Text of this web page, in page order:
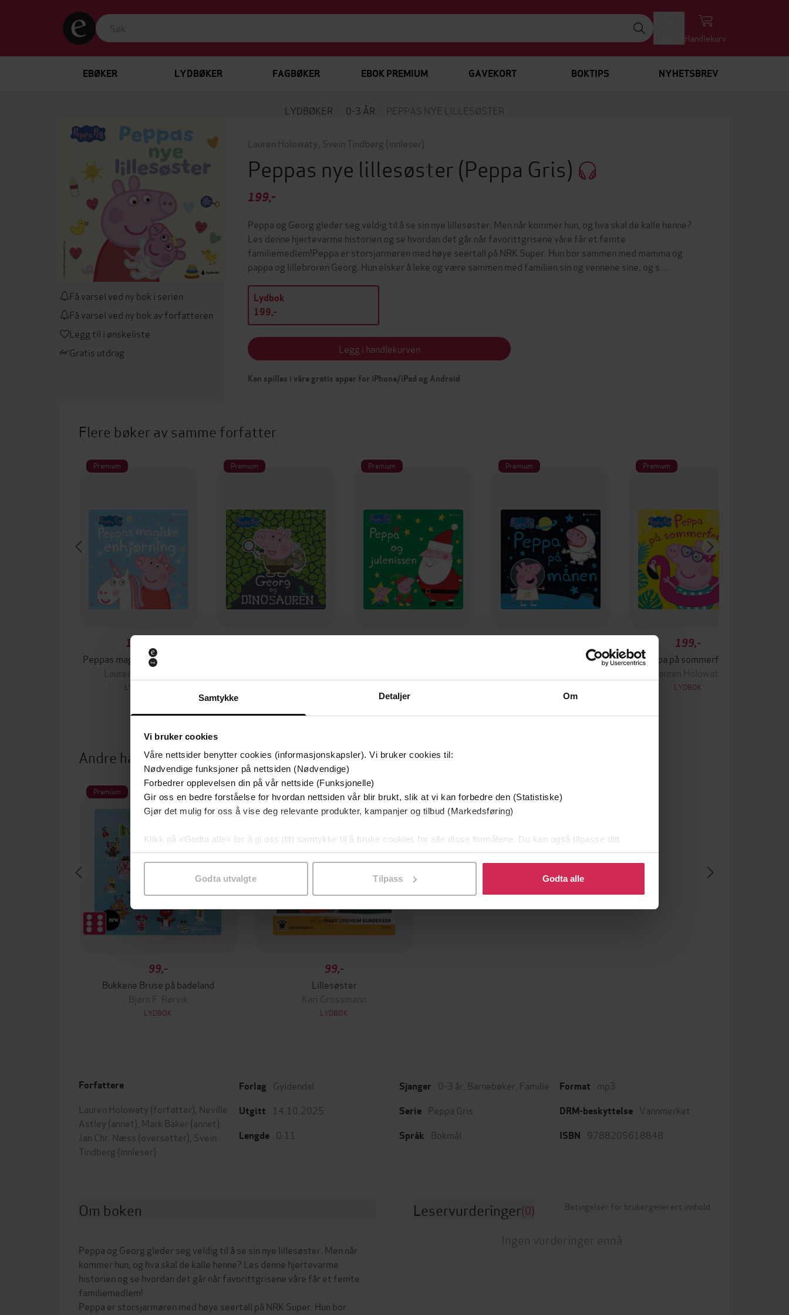
Samtykke Detaljer Om
Vi bruker cookies
Våre nettsider benytter cookies (informasjonskapsler). Vi bruker cookies til:
Nødvendige funksjoner på nettsiden (Nødvendige)
Forbedrer opplevelsen din på vår nettside (Funksjonelle)
Gir oss en bedre forståelse for hvordan nettsiden vår blir brukt, slik at vi kan forbedre den (Statistiske)
Gjør det mulig for oss å vise deg relevante produkter, kampanjer og tilbud (Markedsføring)
Klikk på «Godta alle» for å gi oss ditt samtykke til å bruke cookies for alle disse formålene. Du kan også tilpasse ditt
samtykke til spesifikke formål ved å klikke på «Tilpass». Du kan når som helst trekke tilbake eller endre ditt samtykke.
Godta utvalgte Tilpass Godta alle
Handlekurv
EBØKER LYDBØKER FAGBØKER EBOK PREMIUM GAVEKORT BOKTIPS NYHETSBREV
LYDBØKER 0-3 ÅR PEPPAS NYE LILLESØSTER
Få varsel ved ny bok i serien
Få varsel ved ny bok av forfatteren
Legg til i ønskeliste
Gratis utdrag
Lauren Holowaty Svein Tindberg (innleser)
Peppas nye lillesøster(Peppa Gris)
199,-
Peppa og Georg gleder seg veldig til å se sin nye lillesøster. Men når kommer hun, og hva skal de kalle henne?
Les denne hjertevarme historien og se hvordan det går når favorittgrisene våre får et femte
familiemedlem!Peppa er storsjarmøren med høye seertall på NRK Super. Hun bor sammen med mamma og
pappa og lillebroren Georg. Hun elsker å leke og være sammen med familien sin og vennene sine, og s…
Lydbok
199,-
Legg i handlekurven
Kan spilles i våre gratis apper for iPhone/iPad og Android
Flere bøker av samme forfatter
Premium
199,-
Peppas magiske enhjørning
Lauren Holowaty
LYDBOK
Premium Premium Premium Premium
199,-
Peppa på sommerferie
Lauren Holowaty
LYDBOK
Andre har også kjøpt
Premium
99,-
Bukkene Bruse på badeland
Bjørn F. Rørvik
LYDBOK
99,-
Lillesøster
Kari Grossmann
LYDBOK
Forfattere
Lauren Holowaty (forfatter), Neville
Astley (annet), Mark Baker (annet),
Jan Chr. Næss (oversetter), Svein
Tindberg (innleser)
Forlag Gyldendal
Utgitt 14.10.2025
Lengde 0:11
Sjanger 0-3 år Barnebøker Familie
Serie Peppa Gris
Språk Bokmål
Format mp3
DRM-beskyttelse Vannmerket
ISBN 9788205618848
Om boken
Peppa og Georg gleder seg veldig til å se sin nye lillesøster. Men når
kommer hun, og hva skal de kalle henne? Les denne hjertevarme
historien og se hvordan det går når favorittgrisene våre får et femte
familiemedlem!
Peppa er storsjarmøren med høye seertall på NRK Super. Hun bor
Leservurderinger(0) Betingelser for brukergenerert innhold
Ingen vurderinger ennå